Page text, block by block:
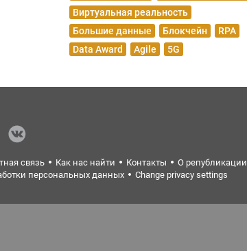
Виртуальная реальность
Большие данные
Блокчейн
RPA
Data Award
Agile 5G
связь Как нас найти Контакты
О републикации
персональных данных Change privacy settings